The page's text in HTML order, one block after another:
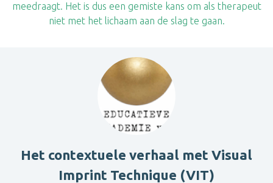
meedraagt. Het is dus een gemiste kans om als therapeut
niet met het lichaam aan de slag te gaan.
Het contextuele verhaal met Visual
Imprint Technique (VIT)